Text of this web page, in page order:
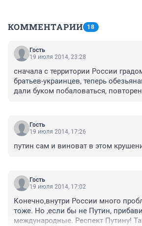
КОММЕНТАРИИ 18
Гость
19 июля 2014, 23:28
сначала с территории России
братьев-украинцев, теперь
дали буком побаловаться,
Гость
19 июля 2014, 17:26
путин сам и виноват в этом
Гость
19 июля 2014, 17:02
Конечно,внутри России много
тоже. Но ,если бы не Путин,
международные. Респект Путину!